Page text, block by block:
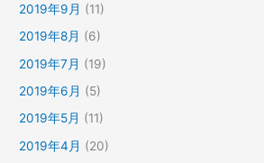
2019年9月 (11)
2019年8月 (6)
2019年7月 (19)
2019年6月 (5)
2019年5月 (11)
2019年4月 (20)